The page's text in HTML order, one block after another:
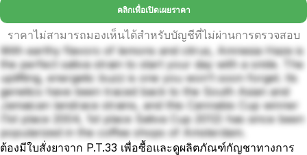
คลิกเพื่อเปิดเผยราคา
ราคาไม่สามารถมองเห็นได้สำหรับบัญชีที่ไม่ผ่านการตรวจสอบ
With earthy flavors of lemons and citrus, Amnesia Haze is
the perfect sativa strain to start your day with a smile. The
uplifting, energetic buzz is one you won’t soon forget. Its
genetics have been traced back to the South Asian and
Jamaican landrace strains, and this Cannabis Cup winner
(1st place 2004, 1st place Sativa Cup 2012) has since been
popularized in the coffee shops of Amsterdam.
ต้องมีใบสั่งยาจาก P.T.33 เพื่อซื้อและดูผลิตภัณฑ์กัญชาทางการ